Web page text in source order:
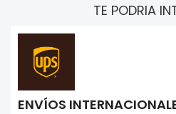
TE PODRIA
ENVÍOS